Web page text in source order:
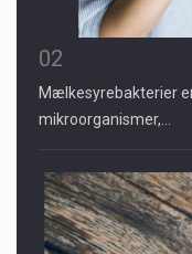
02
Mælkesyrebakterier
mikroorganismer,…